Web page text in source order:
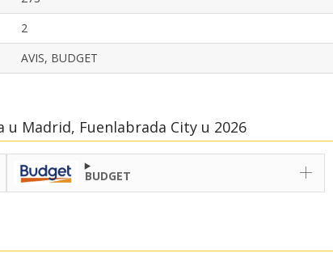
2
AVIS, BUDGET
Madrid, Fuenlabrada City u 2026
BUDGET